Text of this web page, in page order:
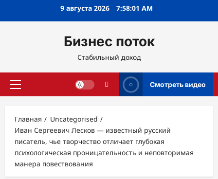
9 августа 2026 7:58:02 AM
Бизнес поток
Стабильный доход
Основное
Смотреть видео
Главная
Uncategorised
Иван Сергеевич Лесков — известный русский
писатель, чье творчество отличает глубокая
психологическая проницательность и неповторимая
манерa повествования